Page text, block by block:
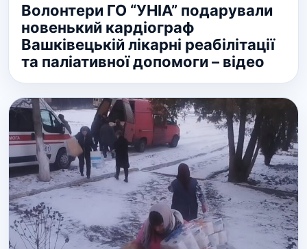
Волонтери ГО “УНІА” подарували
новенький кардіограф
Вашківецькій лікарні реабілітації
та паліативної допомоги – відео